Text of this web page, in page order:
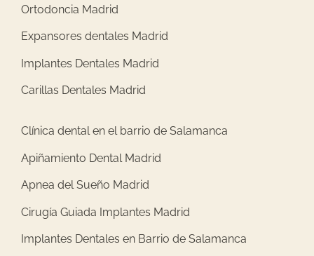
Ortodoncia Madrid
Expansores dentales Madrid
Implantes Dentales Madrid
Carillas Dentales Madrid
Clínica dental en el barrio de Salamanca
Apiñamiento Dental Madrid
Apnea del Sueño Madrid
Cirugía Guiada Implantes Madrid
Implantes Dentales en Barrio de Salamanca